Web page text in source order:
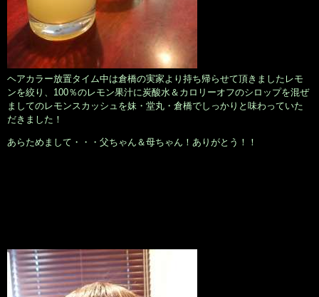
ヘアカラー放置タイム中は倉橋の実家より持ち帰らせて頂きましたレモ
ンを絞り、100％のレモン果汁に炭酸水＆カロリーオフのシロップを混ぜ
ましてのレモンスカッシュを妹・堂丸・倉橋でしっかりと味わっていた
だきました！
あらためまして・・・父ちゃん＆母ちゃん！ありがとう！！